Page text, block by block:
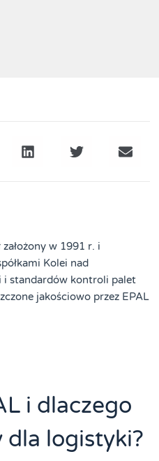
założony w 1991 r. i
Kolei nad
i standardów kontroli palet
jakościowo przez EPAL
i dlaczego
dla logistyki?